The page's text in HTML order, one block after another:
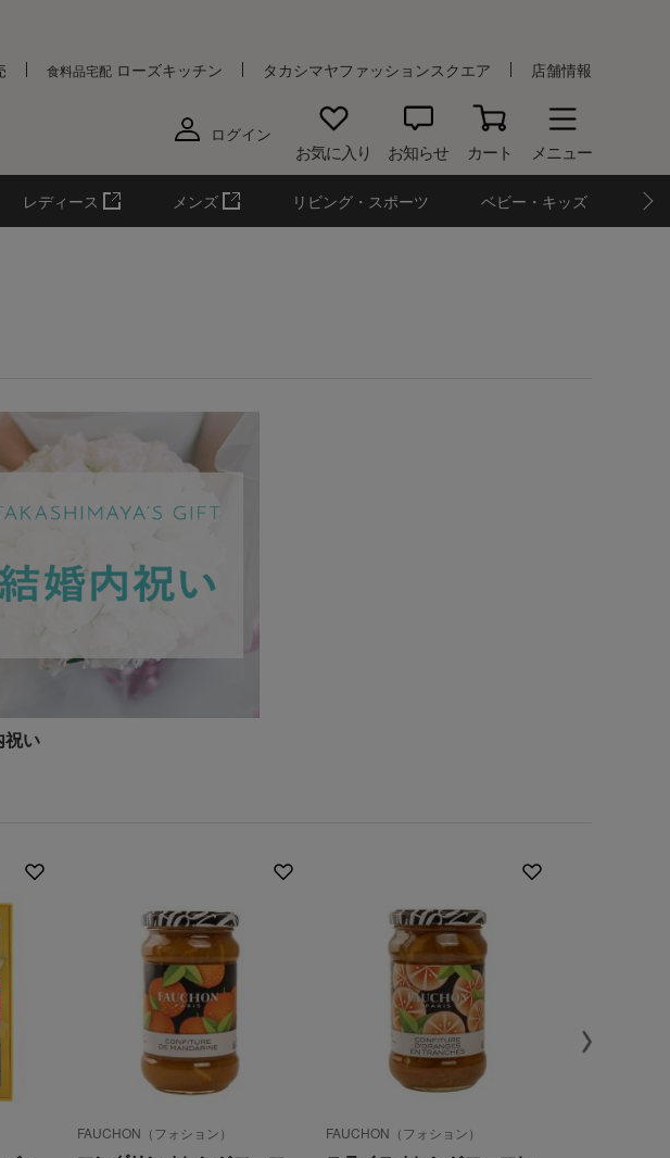
食料品宅配 ローズキッチン タカシマヤファッションスクエア 店舗情報
ログイン
お気に入り お知らせ カート メニュー
レディース メンズ リビング・スポーツ ベビー・キッズ
祝い
FAUCHON（フォション） FAUCHON（フォション）